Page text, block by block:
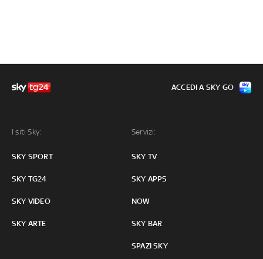
I siti Sky:
SKY SPORT
SKY TG24
SKY VIDEO
SKY ARTE
Servizi:
SKY TV
SKY APPS
NOW
SKY BAR
SPAZI SKY
ACCEDI A SKY GO